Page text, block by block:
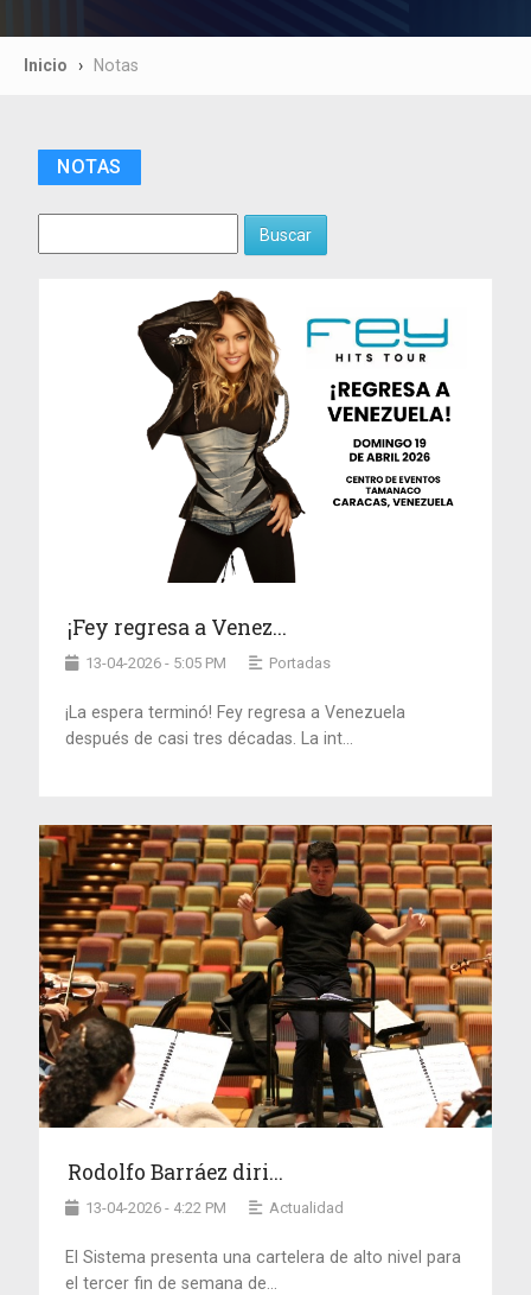
Inicio Notas
NOTAS
Buscar
¡Fey regresa a Venez...
13-04-2026 - 5:05 PM Portadas
¡La espera terminó! Fey regresa a Venezuela
después de casi tres décadas. La int...
Rodolfo Barráez diri...
13-04-2026 - 4:22 PM Actualidad
El Sistema presenta una cartelera de alto nivel para
el tercer fin de semana de...